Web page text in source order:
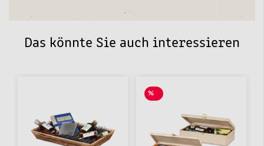
Das könnte Sie auch interessieren
%